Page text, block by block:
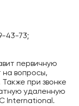
43-73;
первичную
на вопросы,
при звонке
удаленную
International.